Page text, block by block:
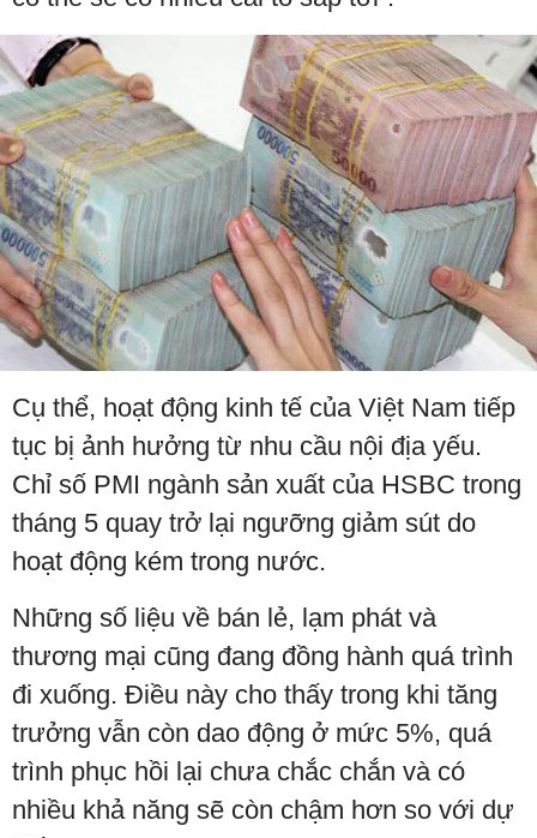
Cụ thể, hoạt động kinh tế của Việt Nam tiếp
tục bị ảnh hưởng từ nhu cầu nội địa yếu.
Chỉ số PMI ngành sản xuất của HSBC trong
tháng 5 quay trở lại ngưỡng giảm sút do
hoạt động kém trong nước.
Những số liệu về bán lẻ, lạm phát và
thương mại cũng đang đồng hành quá trình
đi xuống. Điều này cho thấy trong khi tăng
trưởng vẫn còn dao động ở mức 5%, quá
trình phục hồi lại chưa chắc chắn và có
nhiều khả năng sẽ còn chậm hơn so với dự